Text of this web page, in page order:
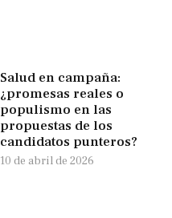
Salud en campaña:
¿promesas reales o
populismo en las
propuestas de los
candidatos punteros?
10 de abril de 2026